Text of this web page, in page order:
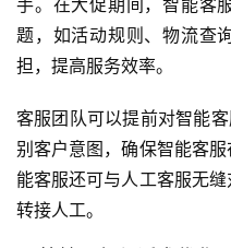
题，如活动规则、物流查
担，提高服务效率。
客服团队可以提前对智能
别客户意图，确保智能客
能客服还可与人工客服无
转接人工。